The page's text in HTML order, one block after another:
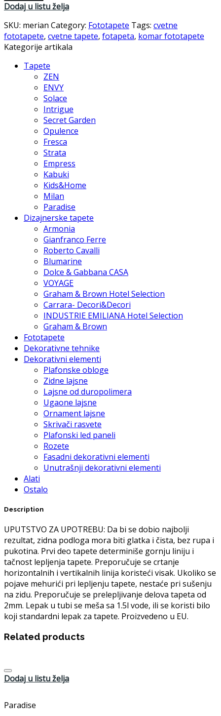
Dodaj u listu želja
SKU: merian Category: Fototapete Tags: cvetne
fototapete, cvetne tapete, fotapeta, komar fototapete
Kategorije artikala
Tapete
ZEN
ENVY
Solace
Intrigue
Secret Garden
Opulence
Fresca
Strata
Empress
Kabuki
Kids&Home
Milan
Paradise
Dizajnerske tapete
Armonia
Gianfranco Ferre
Roberto Cavalli
Blumarine
Dolce & Gabbana CASA
VOYAGE
Graham & Brown Hotel Selection
Carrara- Decori&Decori
INDUSTRIE EMILIANA Hotel Selection
Graham & Brown
Fototapete
Dekorativne tehnike
Dekorativni elementi
Plafonske obloge
Zidne lajsne
Lajsne od duropolimera
Ugaone lajsne
Ornament lajsne
Skrivači rasvete
Plafonski led paneli
Rozete
Fasadni dekorativni elementi
Unutrašnji dekorativni elementi
Alati
Ostalo
Description
UPUTSTVO ZA UPOTREBU: Da bi se dobio najbolji
rezultat, zidna podloga mora biti glatka i čista, bez rupa i
pukotina. Prvi deo tapete determiniše gornju liniju i
tačnost lepljenja tapete. Preporučuje se crtanje
horizontalnih i vertikalnih linija koristeći visak. Ukoliko se
pojave mehurići pri lepljenju tapete, nestaće pri sušenju
na zidu. Preporučuje se prelepljivanje delova tapeta od
2mm. Lepak u tubi se meša sa 1.5l vode, ili se koristi bilo
koji standardni lepak za tapete. Proizvedeno u EU.
Related products
Dodaj u listu želja
Paradise